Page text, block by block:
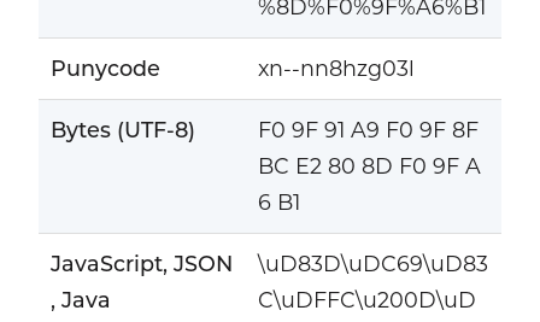
%8D%F0%9F%A6%B1
Punycode xn--nn8hzg03l
Bytes (UTF-8)
F0 9F 91 A9 F0 9F 8F
BC E2 80 8D F0 9F A
6 B1
JavaScript, JSON
, Java
\uD83D\uDC69\uD83
C\uDFFC\u200D\uD